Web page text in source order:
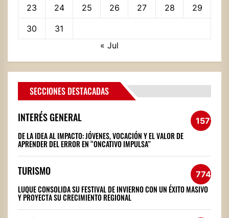
23 24 25 26 27 28 29
30
31
« Jul
SECCIONES DESTACADAS
INTERÉS GENERAL 1572
DE LA IDEA AL IMPACTO: JÓVENES, VOCACIÓN Y EL VALOR DE
APRENDER DEL ERROR EN “ONCATIVO IMPULSA”
TURISMO 774
LUQUE CONSOLIDA SU FESTIVAL DE INVIERNO CON UN ÉXITO MASIVO
Y PROYECTA SU CRECIMIENTO REGIONAL